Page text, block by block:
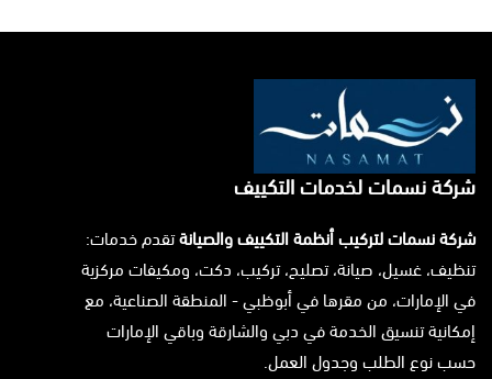
شركة نسمات لخدمات التكييف
شركة نسمات لتركيب أنظمة التكييف والصيانةتقدم خدمات:
تنظيف، غسيل، صيانة، تصليح، تركيب، دكت، ومكيفات مركزية
في الإمارات، من مقرها في أبوظبي - المنطقة الصناعية، مع
إمكانية تنسيق الخدمة في دبي والشارقة وباقي الإمارات
حسب نوع الطلب وجدول العمل.